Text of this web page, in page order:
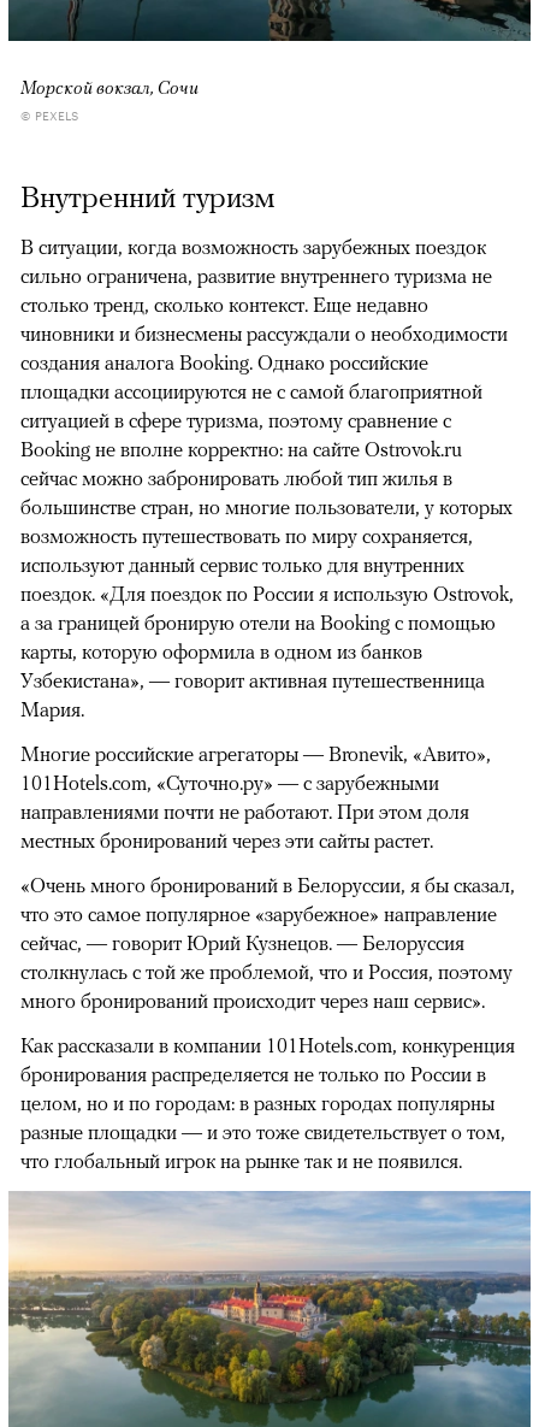
Морской вокзал, Сочи
© PEXELS
Внутренний туризм
В ситуации, когда возможность зарубежных поездок
сильно ограничена, развитие внутреннего туризма не
столько тренд, сколько контекст. Еще недавно
чиновники и бизнесмены рассуждали о необходимости
создания аналога Booking. Однако российские
площадки ассоциируются не с самой благоприятной
ситуацией в сфере туризма, поэтому сравнение с
Booking не вполне корректно: на сайте Ostrovok.ru
сейчас можно забронировать любой тип жилья в
большинстве стран, но многие пользователи, у которых
возможность путешествовать по миру сохраняется,
используют данный сервис только для внутренних
поездок. «Для поездок по России я использую Ostrovok,
а за границей бронирую отели на Booking с помощью
карты, которую оформила в одном из банков
Узбекистана», — говорит активная путешественница
Мария.
Многие российские агрегаторы — Bronevik, «Авито»,
101Hotels.com, «Суточно.ру» — с зарубежными
направлениями почти не работают. При этом доля
местных бронирований через эти сайты растет.
«Очень много бронирований в Белоруссии, я бы сказал,
что это самое популярное «зарубежное» направление
сейчас, — говорит Юрий Кузнецов. — Белоруссия
столкнулась с той же проблемой, что и Россия, поэтому
много бронирований происходит через наш сервис».
Как рассказали в компании 101Hotels.com, конкуренция
бронирования распределяется не только по России в
целом, но и по городам: в разных городах популярны
разные площадки — и это тоже свидетельствует о том,
что глобальный игрок на рынке так и не появился.